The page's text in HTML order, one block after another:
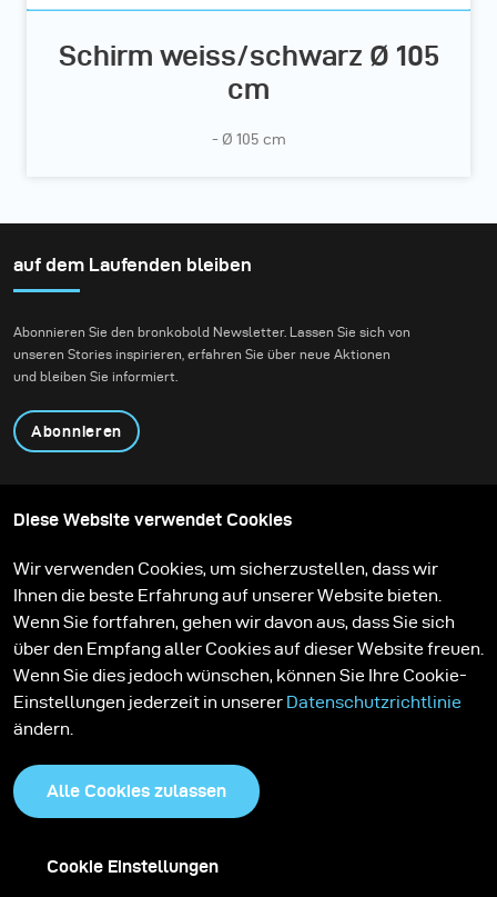
Schirm weiss/schwarz Ø 105
cm
- Ø 105 cm
auf dem Laufenden bleiben
Abonnieren Sie den bronkobold Newsletter. Lassen Sie sich von
unseren Stories inspirieren, erfahren Sie über neue Aktionen
und bleiben Sie informiert.
Abonnieren
Produkte
Content teilen
Stories
Aktionen
Feedback
Lernen
Service
Kontakt
Karriere
Diese Website verwendet Cookies
Wir verwenden Cookies, um sicherzustellen, dass wir
Ihnen die beste Erfahrung auf unserer Website bieten.
Wenn Sie fortfahren, gehen wir davon aus, dass Sie sich
über den Empfang aller Cookies auf dieser Website freuen.
Wenn Sie dies jedoch wünschen, können Sie Ihre Cookie-
Einstellungen jederzeit in unserer Datenschutzrichtlinie
ändern.
Alle Cookies zulassen
Cookie Einstellungen